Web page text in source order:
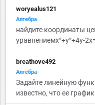
woryealus121
Алгебра
найдите координаты
уравнениемх²+у²+4у-
breathove492
Алгебра
Задайте линейную
известно, что ее